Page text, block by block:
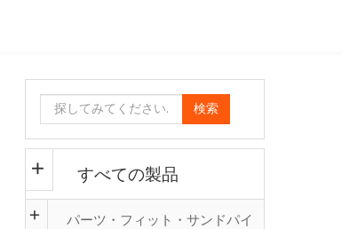
検索
すべての製品
パーツ・フィット・サンドパイ